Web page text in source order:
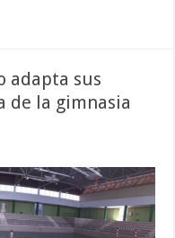
adapta sus
de la gimnasia